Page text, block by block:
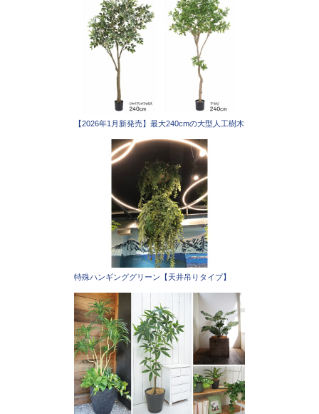
【2026年1月新発売】最大240cmの大型人工樹木
特殊ハンギンググリーン【天井吊りタイプ】